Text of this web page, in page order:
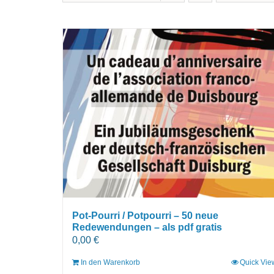
Pot-Pourri / Potpourri – 50 neue
Redewendungen – als pdf gratis
0,00 €
In den Warenkorb Quick